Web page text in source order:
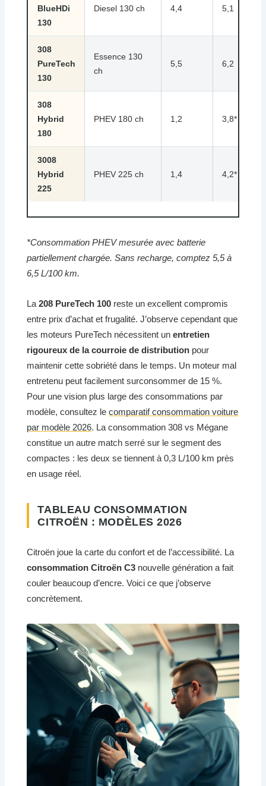
BlueHDi
130
Diesel 130 ch 4,4 5,1
308
PureTech
130
Essence 130
ch
5,5 6,2
308
Hybrid
180
PHEV 180 ch 1,2 3,8*
3008
Hybrid
225
PHEV 225 ch 1,4 4,2*
*Consommation PHEV mesurée avec batterie
partiellement chargée. Sans recharge, comptez 5,5 à
6,5 L/100 km.
La208 PureTech 100 reste un excellent compromis
entre prix d’achat et frugalité. J’observe cependant que
les moteurs PureTech nécessitent unentretien
rigoureux de la courroie de distribution pour
maintenir cette sobriété dans le temps. Un moteur mal
entretenu peut facilement surconsommer de 15 %.
Pour une vision plus large des consommations par
modèle, consultez lecomparatif consommation voiture
par modèle 2026. La consommation 308 vs Mégane
constitue un autre match serré sur le segment des
compactes : les deux se tiennent à 0,3 L/100 km près
en usage réel.
TABLEAU CONSOMMATION
CITROËN : MODÈLES 2026
Citroën joue la carte du confort et de l’accessibilité. La
consommation Citroën C3 nouvelle génération a fait
couler beaucoup d’encre. Voici ce que j’observe
concrètement.